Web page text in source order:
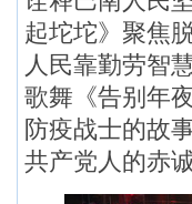
起坨坨》聚焦
人民靠勤劳智
歌舞《告别年
防疫战士的故
共产党人的赤